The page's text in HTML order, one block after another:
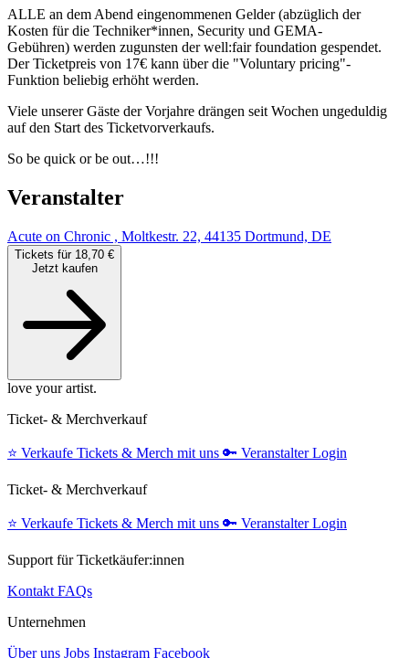
ALLE an dem Abend eingenommenen Gelder (abzüglich der
Kosten für die Techniker*innen, Security und GEMA-
Gebühren) werden zugunsten der well:fair foundation gespendet.
Der Ticketpreis von 17€ kann über die "Voluntary pricing"-
Funktion beliebig erhöht werden.
Viele unserer Gäste der Vorjahre drängen seit Wochen ungeduldig
auf den Start des Ticketvorverkaufs.
So be quick or be out…!!!
Veranstalter
Acute on Chronic , Moltkestr. 22, 44135 Dortmund, DE
Tickets für 18,70 €
Jetzt kaufen
love your artist.
Ticket- & Merchverkauf
⭐️ Verkaufe Tickets & Merch mit uns 🔑 Veranstalter Login
Ticket- & Merchverkauf
⭐️ Verkaufe Tickets & Merch mit uns 🔑 Veranstalter Login
Support für Ticketkäufer:innen
Kontakt FAQs
Unternehmen
Über uns Jobs Instagram Facebook